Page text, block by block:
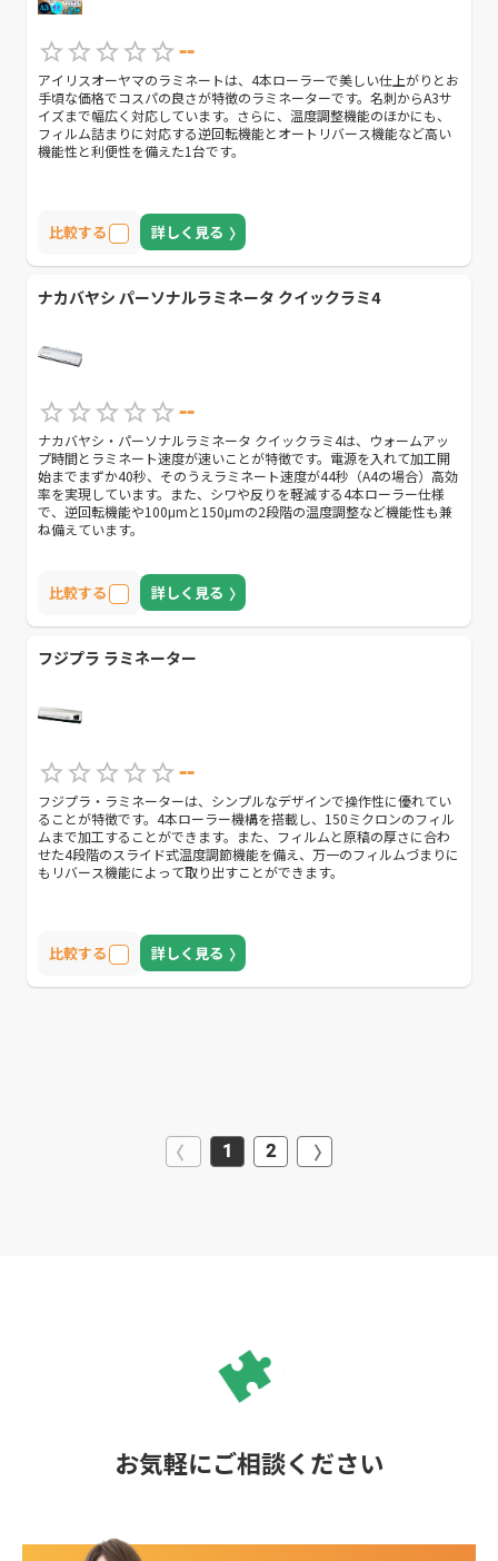
--
アイリスオーヤマのラミネートは、4本ローラーで美しい仕上がりとお
手頃な価格でコスパの良さが特徴のラミネーターです。名刺からA3サ
イズまで幅広く対応しています。さらに、温度調整機能のほかにも、
フィルム詰まりに対応する逆回転機能とオートリバース機能など高い
機能性と利便性を備えた1台です。
比較する 詳しく見る
ナカバヤシ パーソナルラミネータ クイックラミ4
--
ナカバヤシ・パーソナルラミネータ クイックラミ4は、ウォームアッ
プ時間とラミネート速度が速いことが特徴です。電源を入れて加工開
始までまずか40秒、そのうえラミネート速度が44秒（A4の場合）高効
率を実現しています。また、シワや反りを軽減する4本ローラー仕様
で、逆回転機能や100μmと150μmの2段階の温度調整など機能性も兼
ね備えています。
比較する 詳しく見る
フジプラ ラミネーター
--
フジプラ・ラミネーターは、シンプルなデザインで操作性に優れてい
ることが特徴です。4本ローラー機構を搭載し、150ミクロンのフィル
ムまで加工することができます。また、フィルムと原稿の厚さに合わ
せた4段階のスライド式温度調節機能を備え、万一のフィルムづまりに
もリバース機能によって取り出すことができます。
比較する 詳しく見る
1 2
お気軽にご相談ください